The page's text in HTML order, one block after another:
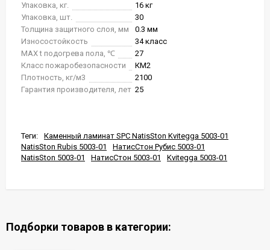
Упаковка, кг.
16 кг
Упаковка, шт.
30
Толщина защитного слоя, мм
0.3 мм
Износостойкость
34 класс
MAX t подогрева пола, ℃
27
Класс пожаробезопасности
КМ2
Плотность, кг/м3
2100
Гарантия производителя, лет 25
Теги:
Каменный ламинат SPC NatisSton Kvitegga 5003-01
NatisSton Rubis 5003-01
НатисСтон Рубис 5003-01
NatisSton 5003-01
НатисСтон 5003-01 Kvitegga 5003-01
Подборки товаров в категории: